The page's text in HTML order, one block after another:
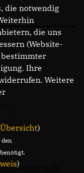
die notwendig
die uns
(Website-
bestimmter
Ihre
Weitere
Übersicht)
den
)